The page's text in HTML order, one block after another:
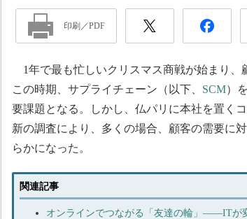
印刷／PDF
1年で最も忙しいクリスマス商戦が始まり、
この時期、サプライチェーン（以下、 SCM）
要課題となる。しかし、仏パリに本社を置く
新の調査により、多くの場合、顧客の需要に
らかになった。
関連記事
オンラインでつながる「友達の輪」――ITが